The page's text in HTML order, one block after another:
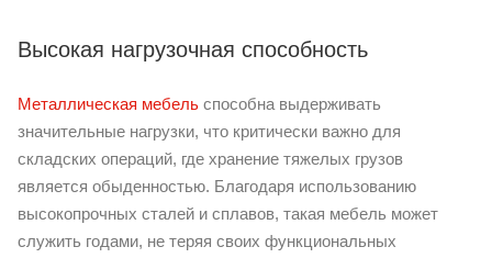
Высокая нагрузочная способность
Металлическая мебель способна выдерживать
значительные нагрузки, что критически важно для
складских операций, где хранение тяжелых грузов
является обыденностью. Благодаря использованию
высокопрочных сталей и сплавов, такая мебель может
служить годами, не теряя своих функциональных